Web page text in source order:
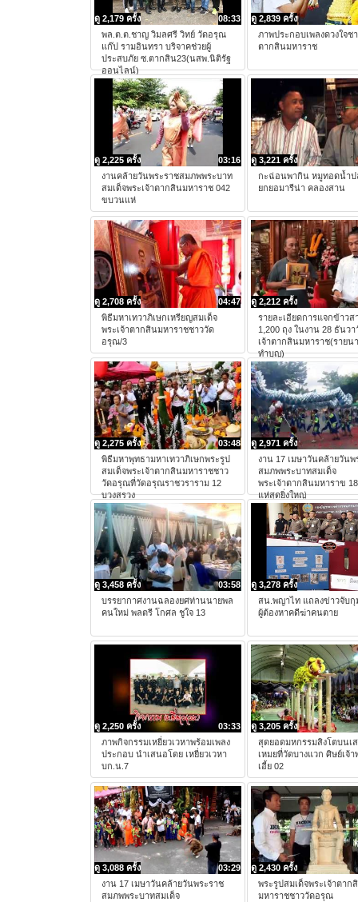
08:33
ดู 2,179 ครั้ง
พล.ต.ต.ชาญ วิมลศรี วิทย์ วัดอรุณ
แก๊ป รามอินทรา บริจาคช่วยผู้
ประสบภัย ซ.ตากสิน23(นสพ.นิติรัฐ
ออนไลน์)
ดู 2,839 ครั้ง
ภาพประกอบเพลงดวงใจช
ตากสินมหาราช
03:16
ดู 2,225 ครั้ง
งานคล้ายวันพระราชสมภพพระบาท
สมเด็จพระเจ้าตากสินมหาราช 042
ขบวนแห่
ดู 3,221 ครั้ง
กะฉ่อนพากิน หมูทอดน้ำป
ยกยอมารีน่า คลองสาน
04:47
ดู 2,708 ครั้ง
พิธีมหาเทวาภิเษกเหรียญสมเด็จ
พระเจ้าตากสินมหาราชชาววัด
อรุณ/3
ดู 2,212 ครั้ง
รายละเอียดการแจกข้าวส
1,200 ถุง ในงาน 28 ธันว
เจ้าตากสินมหาราช(รายน
ทำบุญ)
03:48
ดู 2,275 ครั้ง
พิธีมหาพุทธามหาเทวาภิเษกพระรูป
สมเด็จพระเจ้าตากสินมหาราชชาว
วัดอรุณที่วัดอรุณราชวราราม 12
บวงสรวง
ดู 2,971 ครั้ง
งาน 17 เมษาวันคล้ายวันพ
สมภพพระบาทสมเด็จ
พระเจ้าตากสินมหาราข
แห่สุดยิ่งใหญ่
03:58
ดู 3,458 ครั้ง
บรรยากาศงานฉลองยศท่านนายพล
คนใหม่ พลตรี โกศล ชูใจ 13
ดู 3,278 ครั้ง
สน.พญาไท แถลงข่าวจับ
ผู้ต้องหาคดีฆ่าคนตาย
03:33
ดู 2,250 ครั้ง
ภาพกิจกรรมเหยี่ยวเวหาพร้อมเพลง
ประกอบ นำเสนอโดย เหยี่ยวเวหา
บก.น.7
ดู 3,205 ครั้ง
สุดยอดมหกรรมสิงโตบนเ
เหมยที่วัดบางแวก ศิษย์เจ้า
เอี้ย 02
03:29
ดู 3,088 ครั้ง
งาน 17 เมษาวันคล้ายวันพระราช
สมภพพระบาทสมเด็จ
ดู 2,430 ครั้ง
พระรูปสมเด็จพระเจ้าตาก
มหาราชชาววัดอรุณ